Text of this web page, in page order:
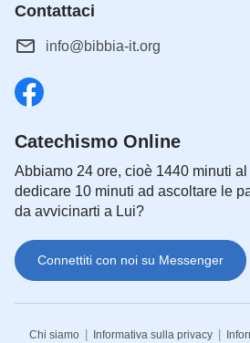
Contattaci
info@bibbia-it.org
Catechismo Online
Abbiamo 24 ore, cioè 1440 minuti
dedicare 10 minuti ad ascoltare le
da avvicinarti a Lui?
Connettiti con noi su Messenger
Chi siamo Informativa sulla privacy